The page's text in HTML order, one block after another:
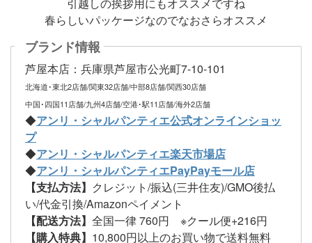
引越しの挨拶用にもオススメですね
春らしいパッケージなのでなおさらオススメ
ブランド情報
芦屋本店：兵庫県芦屋市公光町7-10-101
北海道･東北2店舗/関東32店舗/中部8店舗/関西30店舗
中国･四国11店舗/九州4店舗/空港･駅11店舗/海外2店舗
◆アンリ・シャルパンティエ公式オンラインショッ
プ
◆アンリ・シャルパンティエ楽天市場店
◆アンリ・シャルパンティエPayPayモール店
【支払方法】 クレジット/振込(三井住友)/GMO後払
い/代金引換/Amazonペイメント
【配送方法】 全国一律 760円 ※クール便+216円
【購入特典】 10,800円以上のお買い物で送料無料